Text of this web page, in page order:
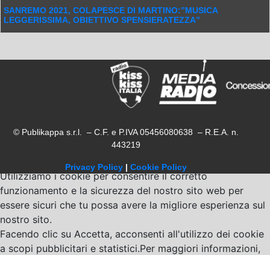
SANREMO 2021, COLAPESCE DI MARTINO:”MUSICA
LEGGERISSIMA, OBIETTIVO SPENSIERATEZZA”
© Publikappa s.r.l. – C.F. e P.IVA 05456080638 – R.E.A. n.
443219
Privacy Policy | Cookie Policy
Utilizziamo i cookie per consentire il corretto
funzionamento e la sicurezza del nostro sito web per
essere sicuri che tu possa avere la migliore esperienza sul
nostro sito.
Facendo clic su Accetta, acconsenti all'utilizzo dei cookie
a scopi pubblicitari e statistici.Per maggiori informazioni,